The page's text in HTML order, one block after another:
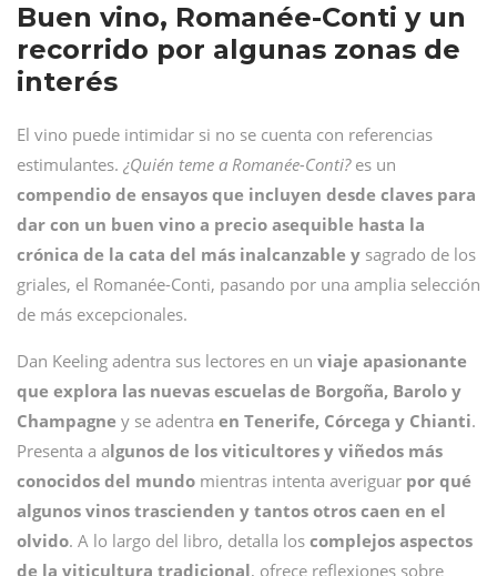
Buen vino, Romanée-Conti y un
recorrido por algunas zonas de
interés
El vino puede intimidar si no se cuenta con referencias
estimulantes. ¿Quién teme a Romanée-Conti?es un
compendio de ensayos que incluyen desde claves para
dar con un buen vino a precio asequible hasta la
crónica de la cata del más inalcanzable y sagrado de los
griales, el Romanée-Conti, pasando por una amplia selección
de más excepcionales.
Dan Keeling adentra sus lectores en un viaje apasionante
que explora las nuevas escuelas de Borgoña, Barolo y
Champagne y se adentra en Tenerife, Córcega y Chianti.
Presenta a algunos de los viticultores y viñedos más
conocidos del mundo mientras intenta averiguar por qué
algunos vinos trascienden y tantos otros caen en el
olvido. A lo largo del libro, detalla los complejos aspectos
de la viticultura tradicional, ofrece reflexiones sobre